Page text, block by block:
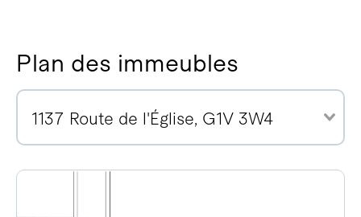
Plan des immeubles
1137 Route de l'Église, G1V 3W4